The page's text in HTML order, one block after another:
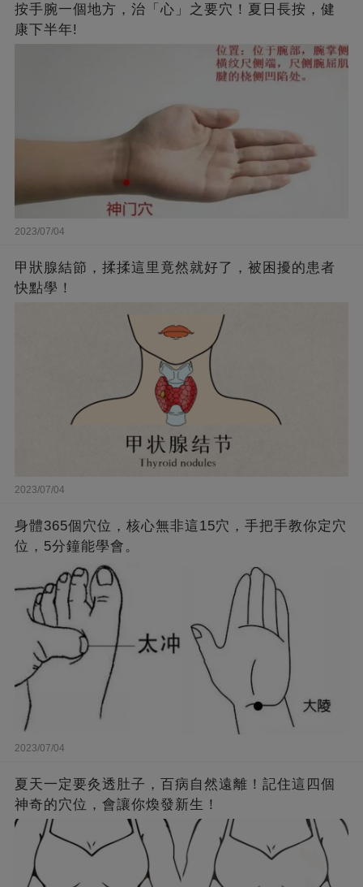
按手腕一個地方，治「心」之要穴！夏日長按，健
康下半年!
2023/07/04
甲狀腺結節，揉揉這里竟然就好了，被困擾的患者
快點學！
2023/07/04
身體365個穴位，核心無非這15穴，手把手教你定穴
位，5分鐘能學會。
2023/07/04
夏天一定要灸透肚子，百病自然遠離！記住這四個
神奇的穴位，會讓你煥發新生！